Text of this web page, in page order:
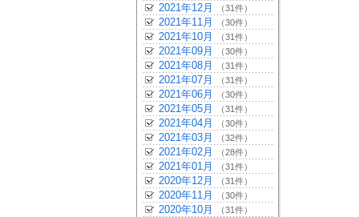
2021年12月 （31件）
2021年11月 （30件）
2021年10月 （31件）
2021年09月 （30件）
2021年08月 （31件）
2021年07月 （31件）
2021年06月 （30件）
2021年05月 （31件）
2021年04月 （30件）
2021年03月 （32件）
2021年02月 （28件）
2021年01月 （31件）
2020年12月 （31件）
2020年11月 （30件）
2020年10月 （31件）